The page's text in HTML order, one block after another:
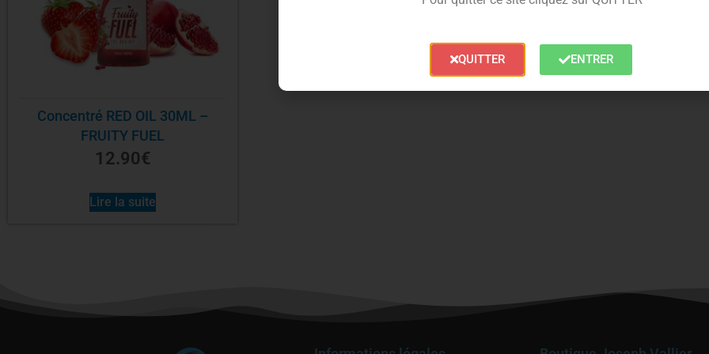
Concentré RED OIL 30ML –
FRUITY FUEL
12.90€
Lire la suite
QUITTER ENTRER